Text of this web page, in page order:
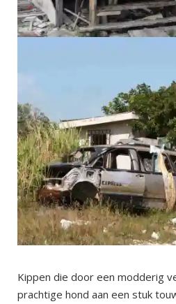
Kippen die door een modderig
prachtige hond aan een stuk